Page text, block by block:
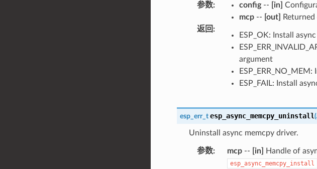
参数: config-- [in]
mcp-- [out]
返回 :
ESP_OK: Install
argument
ESP_FAIL: Install
esp_err_t esp_async_memcpy_uninstall(
Uninstall async memcpy driver.
参数: mcp-- [in] Handle of
esp_async_memcpy_install